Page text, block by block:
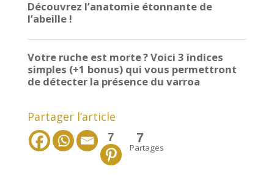
Partager l’article
7 7
Partages